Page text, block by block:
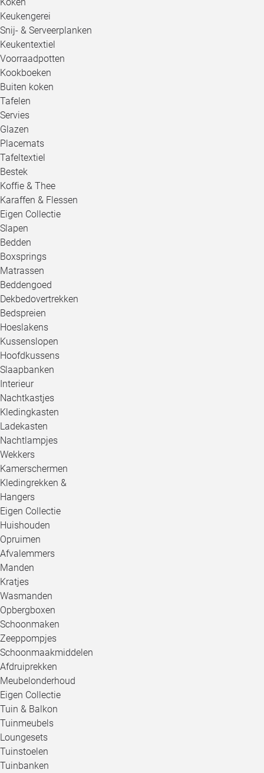
Keukengerei
Snij- & Serveerplanken
Keukentextiel
Voorraadpotten
Kookboeken
Buiten koken
Tafelen
Servies
Glazen
Placemats
Tafeltextiel
Bestek
Koffie & Thee
Karaffen & Flessen
Eigen Collectie
Slapen
Bedden
Boxsprings
Matrassen
Beddengoed
Dekbedovertrekken
Bedspreien
Hoeslakens
Kussenslopen
Hoofdkussens
Slaapbanken
Interieur
Nachtkastjes
Kledingkasten
Ladekasten
Nachtlampjes
Wekkers
Kamerschermen
Kledingrekken &
Hangers
Eigen Collectie
Huishouden
Opruimen
Afvalemmers
Manden
Kratjes
Wasmanden
Opbergboxen
Schoonmaken
Zeeppompjes
Schoonmaakmiddelen
Afdruiprekken
Meubelonderhoud
Eigen Collectie
Tuin & Balkon
Tuinmeubels
Loungesets
Tuinstoelen
Tuinbanken